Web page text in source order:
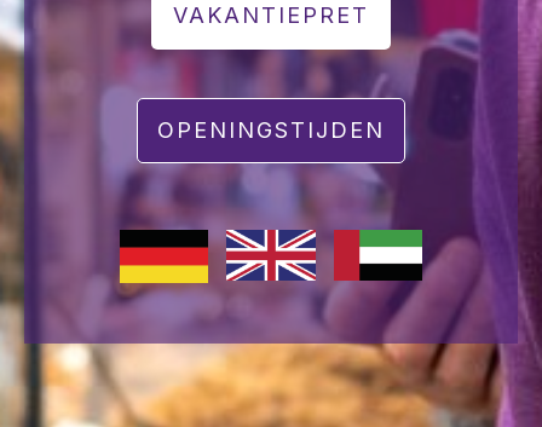
VAKANTIEPRET
OPENINGSTIJDEN